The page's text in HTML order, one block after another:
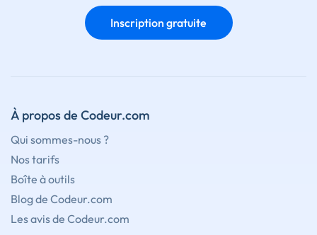
Inscription gratuite
À propos de Codeur.com
Qui sommes-nous ?
Nos tarifs
Boîte à outils
Blog de Codeur.com
Les avis de Codeur.com